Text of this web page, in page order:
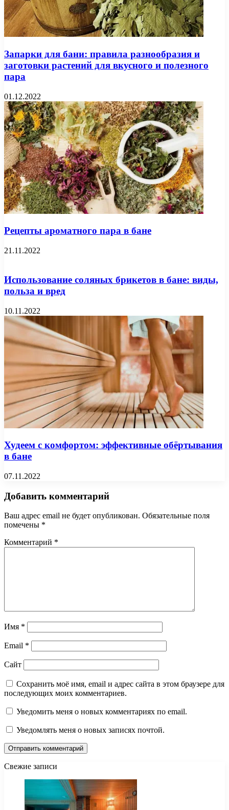
Запарки для бани: правила разнообразия и
заготовки растений для вкусного и полезного
пара
01.12.2022
Рецепты ароматного пара в бане
21.11.2022
Использование соляных брикетов в бане: виды,
польза и вред
10.11.2022
Худеем с комфортом: эффективные обёртывания
в бане
07.11.2022
Добавить комментарий
Ваш адрес email не будет опубликован. Обязательные поля
помечены *
Комментарий *
Имя *
Email *
Сайт
Сохранить моё имя, email и адрес сайта в этом браузере для
последующих моих комментариев.
Уведомить меня о новых комментариях по email.
Уведомлять меня о новых записях почтой.
Свежие записи